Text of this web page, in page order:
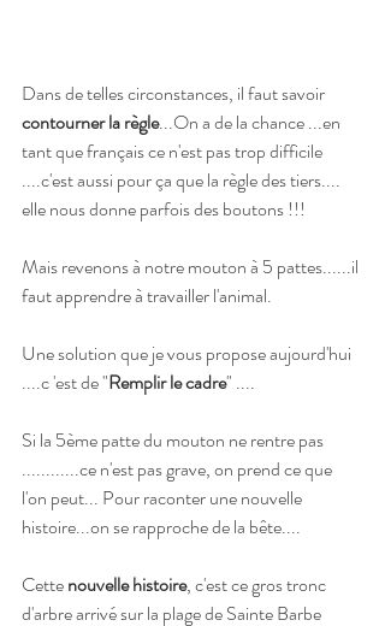
Dans de telles circonstances, il faut savoir
contourner la règle...On a de la chance ...en
tant que français ce n'est pas trop difficile
....c'est aussi pour ça que la règle des tiers....
elle nous donne parfois des boutons !!!
Mais revenons à notre mouton à 5 pattes......il
faut apprendre à travailler l'animal.
Une solution que je vous propose aujourd'hui
....c 'est de "Remplir le cadre" ....
Si la 5ème patte du mouton ne rentre pas
............ce n'est pas grave, on prend ce que
l'on peut... Pour raconter une nouvelle
histoire...on se rapproche de la bête....
Cette nouvelle histoire, c'est ce gros tronc
d'arbre arrivé sur la plage de Sainte Barbe